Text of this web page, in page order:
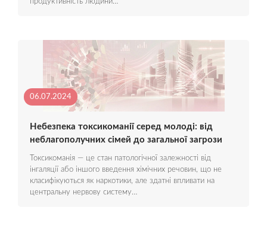
06.07.2024
Небезпека токсикоманії серед молоді: від
неблагополучних сімей до загальної загрози
Токсикоманія — це стан патологічної залежності від
інгаляції або іншого введення хімічних речовин, що не
класифікуються як наркотики, але здатні впливати на
центральну нервову систему…